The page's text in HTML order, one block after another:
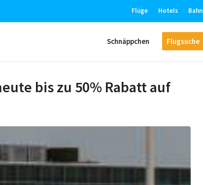
Flüge Hotels Bahn
Schnäppchen Flugsuche
bis zu 50% Rabatt auf